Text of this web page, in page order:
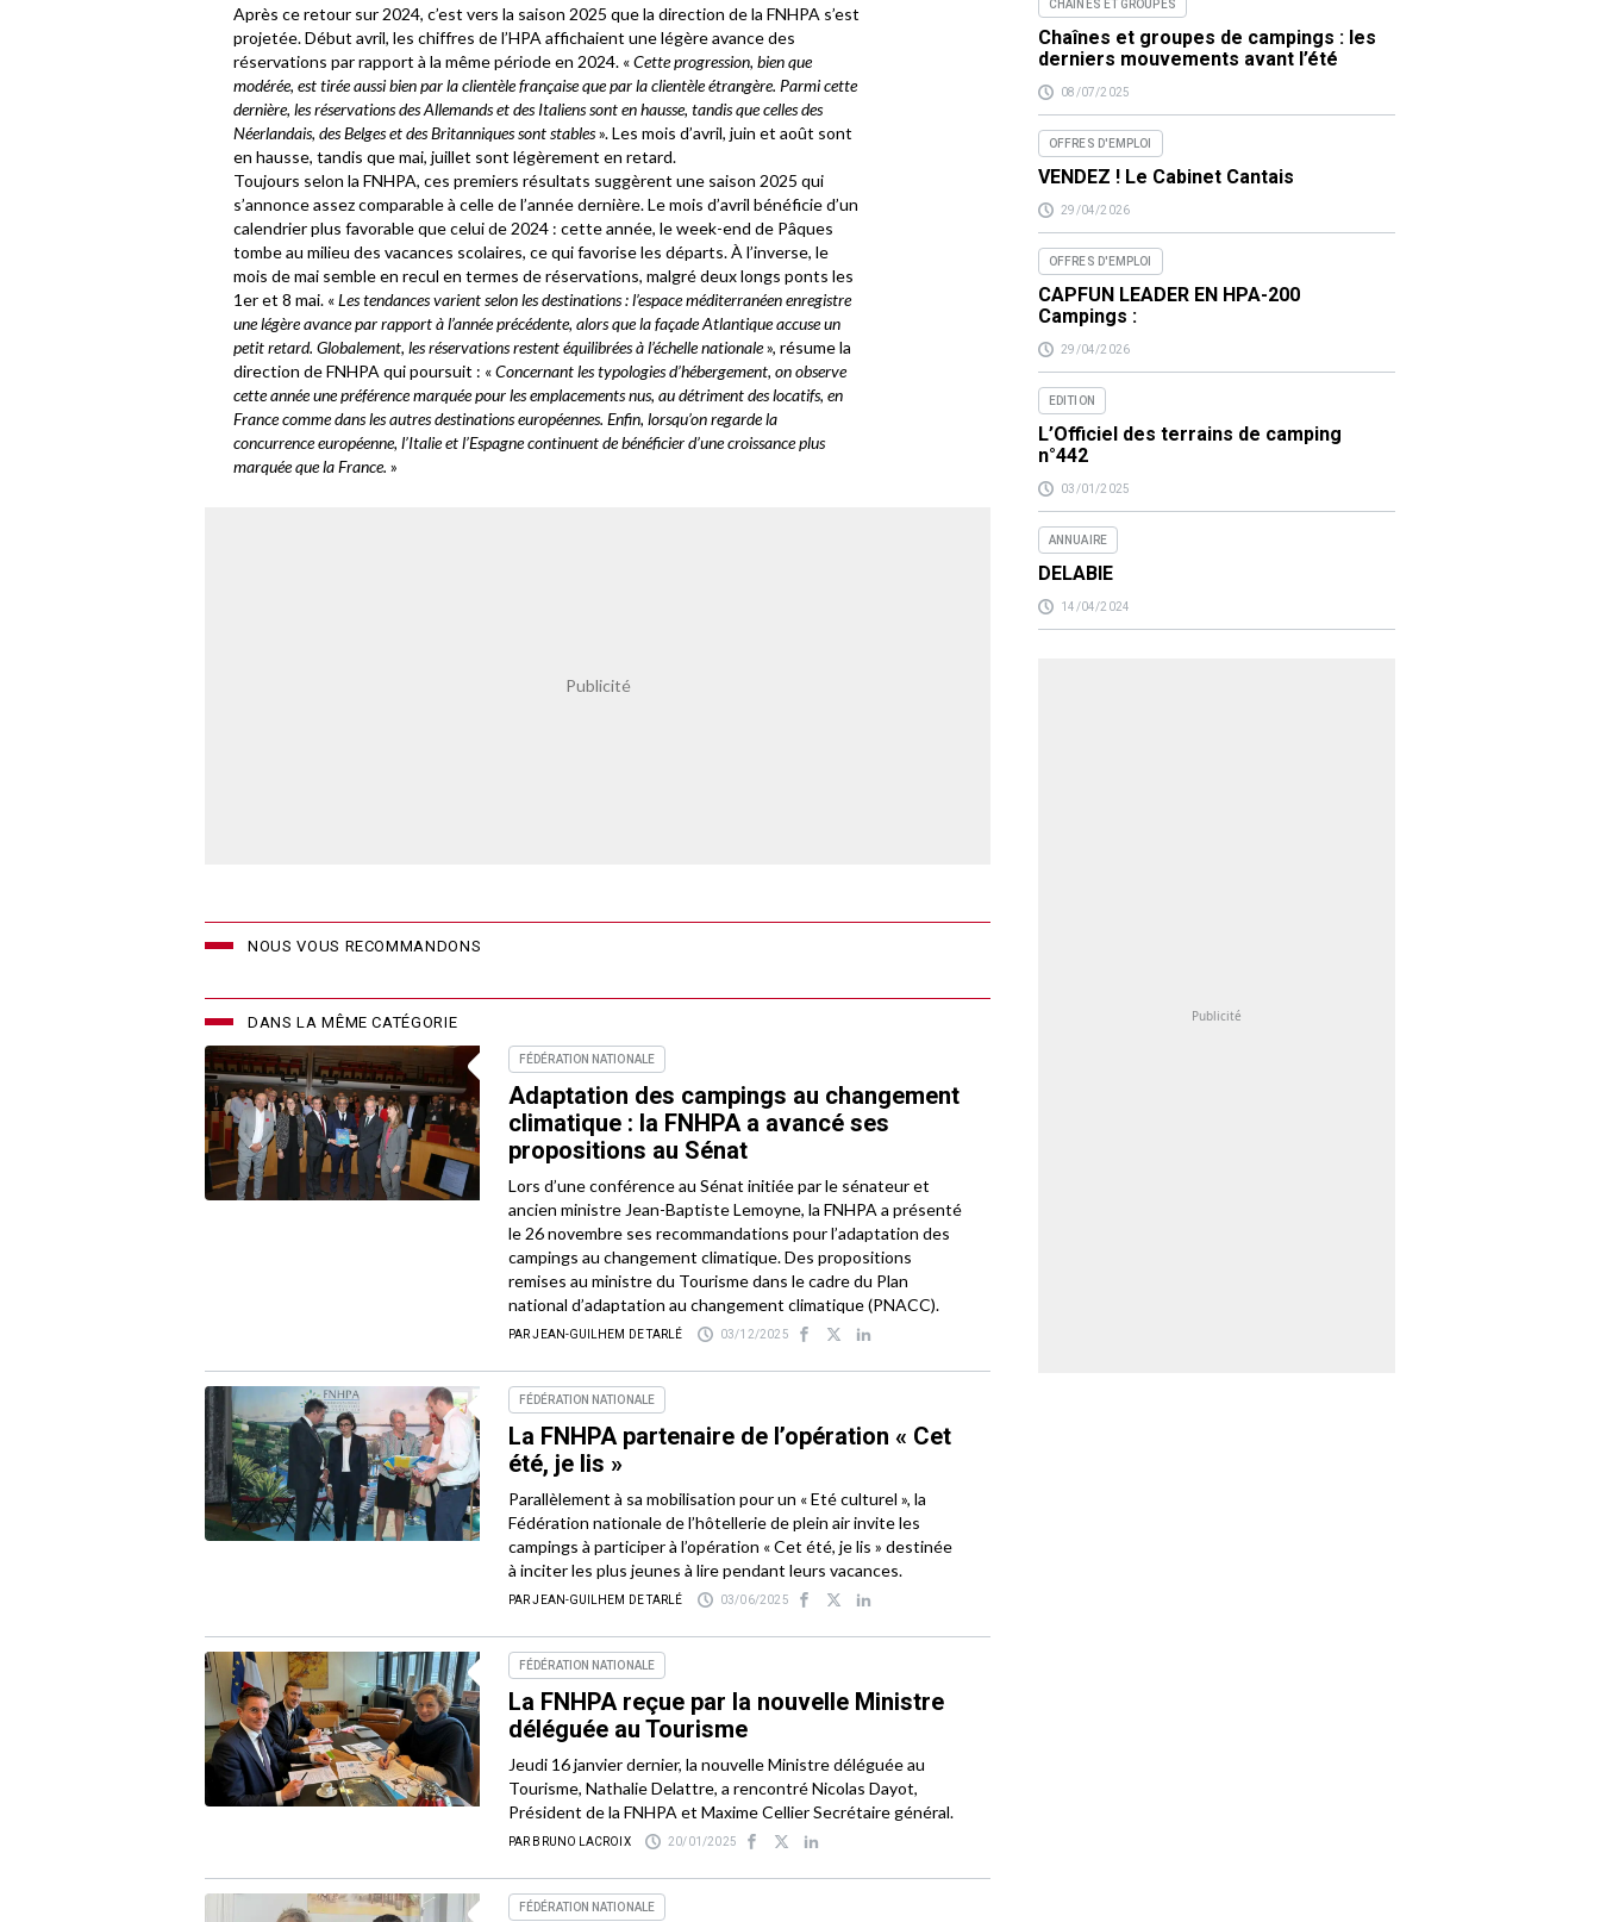
Après ce retour sur 2024, c’est vers la saison 2025 que la direction de la FNHPA s’est
projetée. Début avril, les chiffres de l’HPA affichaient une légère avance des
réservations par rapport à la même période en 2024. «Cette progression, bien que
modérée, est tirée aussi bien par la clientèle française que par la clientèle étrangère. Parmi cette
dernière, les réservations des Allemands et des Italiens sont en hausse, tandis que celles des
Néerlandais, des Belges et des Britanniques sont stables». Les mois d’avril, juin et août sont
en hausse, tandis que mai, juillet sont légèrement en retard.
Toujours selon la FNHPA, ces premiers résultats suggèrent une saison 2025 qui
s’annonce assez comparable à celle de l’année dernière. Le mois d’avril bénéficie d’un
calendrier plus favorable que celui de 2024 : cette année, le week-end de Pâques
tombe au milieu des vacances scolaires, ce qui favorise les départs. À l’inverse, le
mois de mai semble en recul en termes de réservations, malgré deux longs ponts les
1er et 8 mai. «Les tendances varient selon les destinations : l’espace méditerranéen enregistre
une légère avance par rapport à l’année précédente, alors que la façade Atlantique accuse un
petit retard. Globalement, les réservations restent équilibrées à l’échelle nationale», résume la
direction de FNHPA qui poursuit : «Concernant les typologies d’hébergement, on observe
cette année une préférence marquée pour les emplacements nus, au détriment des locatifs, en
France comme dans les autres destinations européennes. Enfin, lorsqu’on regarde la
concurrence européenne, l’Italie et l’Espagne continuent de bénéficier d’une croissance plus
marquée que la France. »
NOUS VOUS RECOMMANDONS
DANS LA MÊME CATÉGORIE
FÉDÉRATION NATIONALE
Adaptation des campings au changement
climatique : la FNHPA a avancé ses
propositions au Sénat
Lors d’une conférence au Sénat initiée par le sénateur et
ancien ministre Jean-Baptiste Lemoyne, la FNHPA a présenté
le 26 novembre ses recommandations pour l’adaptation des
campings au changement climatique. Des propositions
remises au ministre du Tourisme dans le cadre du Plan
national d’adaptation au changement climatique (PNACC).
PAR JEAN-GUILHEM DE TARLÉ 03/12/2025
FÉDÉRATION NATIONALE
La FNHPA partenaire de l’opération « Cet
été, je lis »
Parallèlement à sa mobilisation pour un « Eté culturel », la
Fédération nationale de l’hôtellerie de plein air invite les
campings à participer à l’opération « Cet été, je lis » destinée
à inciter les plus jeunes à lire pendant leurs vacances.
PAR JEAN-GUILHEM DE TARLÉ 03/06/2025
FÉDÉRATION NATIONALE
La FNHPA reçue par la nouvelle Ministre
déléguée au Tourisme
Jeudi 16 janvier dernier, la nouvelle Ministre déléguée au
Tourisme, Nathalie Delattre, a rencontré Nicolas Dayot,
Président de la FNHPA et Maxime Cellier Secrétaire général.
PAR BRUNO LACROIX 20/01/2025
FÉDÉRATION NATIONALE
CHAÎNES ET GROUPES
Chaînes et groupes de campings : les
derniers mouvements avant l’été
08/07/2025
OFFRES D'EMPLOI
VENDEZ ! Le Cabinet Cantais
29/04/2026
OFFRES D'EMPLOI
CAPFUN LEADER EN HPA-200
Campings :
29/04/2026
EDITION
L’Officiel des terrains de camping
n°442
03/01/2025
ANNUAIRE
DELABIE
14/04/2024